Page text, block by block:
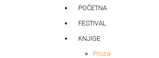
POČETNA
FESTIVAL
KNJIGE
Proza